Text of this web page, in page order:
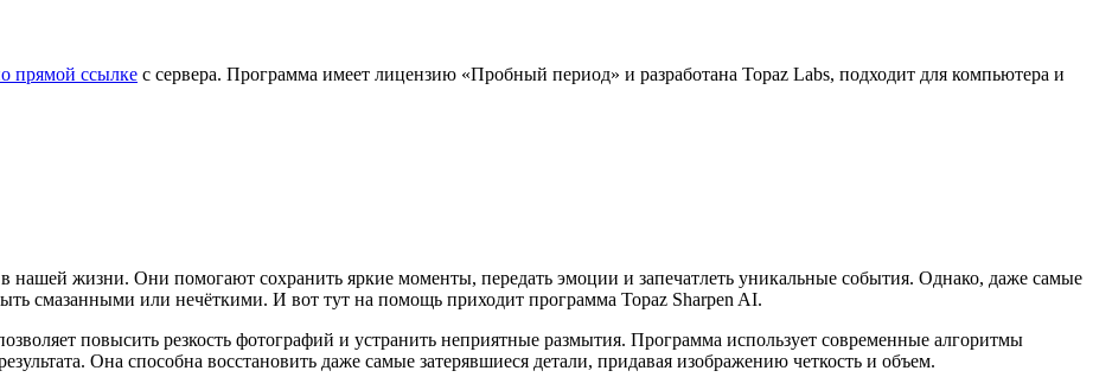
прямой ссылке с сервера. Программа имеет лицензию «Пробный период» и разработана Topaz Labs, подходит для компьютера и
нашей жизни. Они помогают сохранить яркие моменты, передать эмоции и запечатлеть уникальные события. Однако, даже самые
смазанными или нечёткими. И вот тут на помощь приходит программа Topaz Sharpen AI.
повысить резкость фотографий и устранить неприятные размытия. Программа использует современные алгоритмы
Она способна восстановить даже самые затерявшиеся детали, придавая изображению четкость и объем.